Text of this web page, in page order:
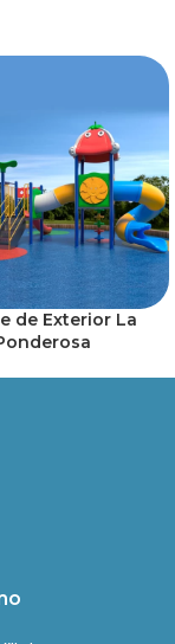
de Exterior La